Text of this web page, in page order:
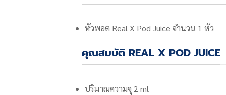
หัวพอต Real X Pod Juice จำนวน 1 หัว
คุณสมบัติ REAL X POD JUICE
ปริมาณความจุ 2 ml